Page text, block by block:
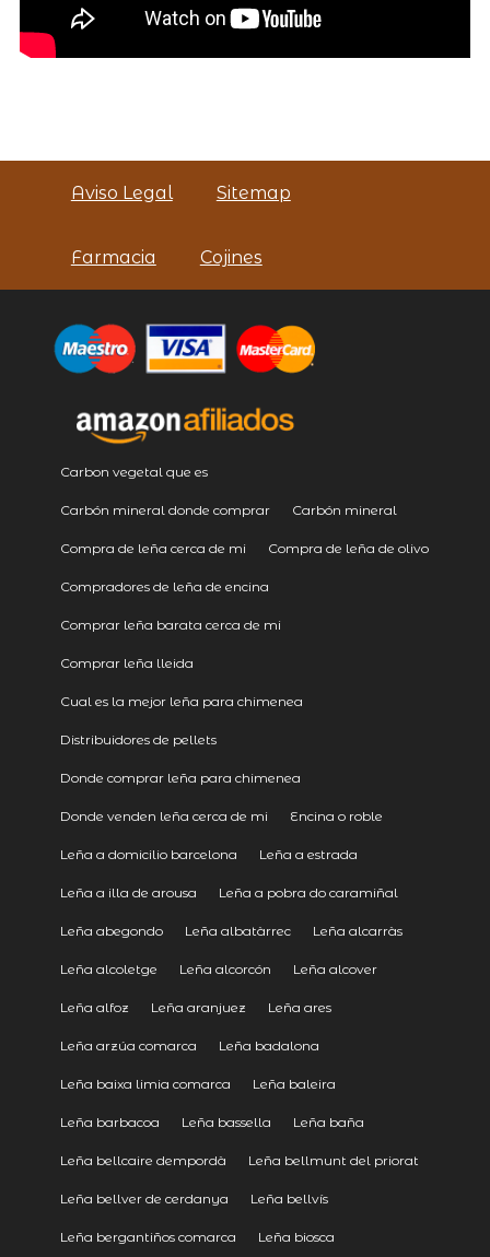
Aviso Legal Sitemap
Farmacia Cojines
Carbon vegetal que es
Carbón mineral donde comprar Carbón mineral
Compra de leña cerca de mi Compra de leña de olivo
Compradores de leña de encina
Comprar leña barata cerca de mi
Comprar leña lleida
Cual es la mejor leña para chimenea
Distribuidores de pellets
Donde comprar leña para chimenea
Donde venden leña cerca de mi Encina o roble
Leña a domicilio barcelona Leña a estrada
Leña a illa de arousa Leña a pobra do caramiñal
Leña abegondo Leña albatàrrec Leña alcarràs
Leña alcoletge Leña alcorcón Leña alcover
Leña alfoz Leña aranjuez Leña ares
Leña arzúa comarca Leña badalona
Leña baixa limia comarca Leña baleira
Leña barbacoa Leña bassella Leña baña
Leña bellcaire dempordà Leña bellmunt del priorat
Leña bellver de cerdanya Leña bellvís
Leña bergantiños comarca Leña biosca